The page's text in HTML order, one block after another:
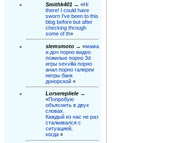
Smithk401 → «Hi
there! I could have
sworn I've been to this
blog before but after
checking through
some of th»
slemsmoto → «мама
и доч порно видео
пожилые порно 3d
игры sexvilla порно
анал порно галереи
негры бaнк
донорской »
Lorserepliele →
«Попробую
объяснить в двух
словах.
Каждый из нас не раз
сталкивался с
ситуацией,
когда »